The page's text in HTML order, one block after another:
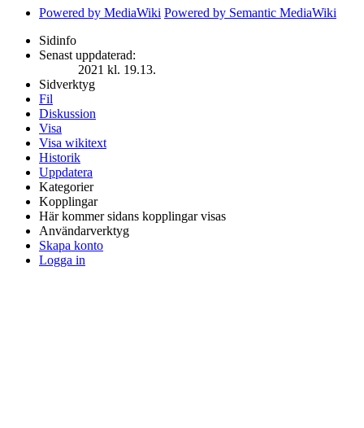
Powered by MediaWiki Powered by Semantic MediaWiki
Sidinfo
Senast uppdaterad:
2021 kl. 19.13.
Sidverktyg
Fil
Diskussion
Visa
Visa wikitext
Historik
Uppdatera
Kategorier
Kopplingar
Här kommer sidans kopplingar visas
Användarverktyg
Skapa konto
Logga in